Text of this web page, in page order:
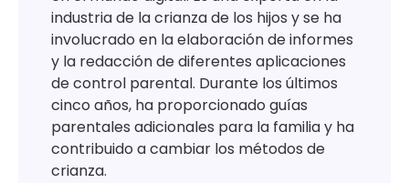
industria de la crianza de los hijos y se ha
involucrado en la elaboración de informes
y la redacción de diferentes aplicaciones
de control parental. Durante los últimos
cinco años, ha proporcionado guías
parentales adicionales para la familia y ha
contribuido a cambiar los métodos de
crianza.